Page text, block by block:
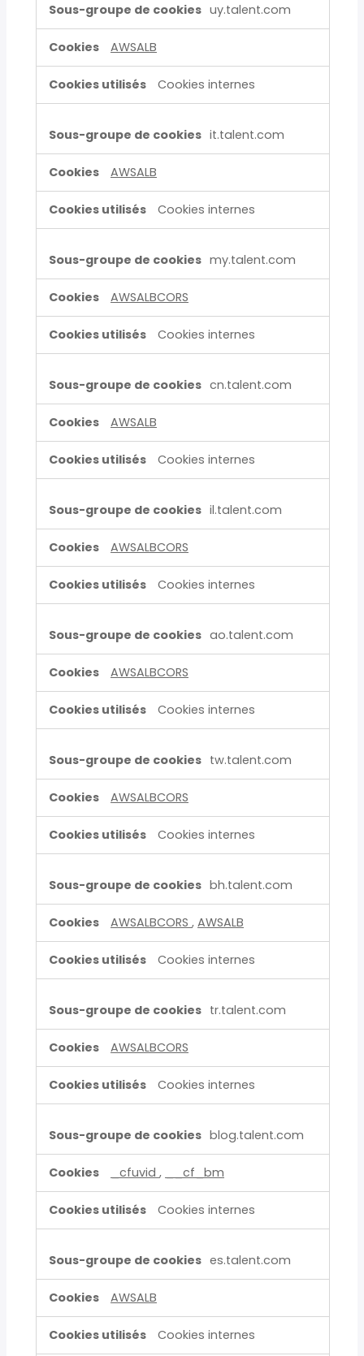
strictement
nécessaires,Cookies
de
fonctionnalité
uy.talent.com
AWSALB
Cookies internes
it.talent.com
AWSALB
Cookies internes
my.talent.com
AWSALBCORS
Cookies internes
cn.talent.com
AWSALB
Cookies internes
il.talent.com
AWSALBCORS
Cookies internes
ao.talent.com
AWSALBCORS
Cookies internes
tw.talent.com
AWSALBCORS
Cookies internes
bh.talent.com
AWSALBCORS , AWSALB
Cookies internes
tr.talent.com
AWSALBCORS
Cookies internes
blog.talent.com
_cfuvid , __cf_bm
Cookies internes
es.talent.com
AWSALB
Cookies internes